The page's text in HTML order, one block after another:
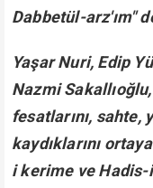
Dabbetül-arz'ım"
Yaşar Nuri, Edip
Nazmi
fesatlarını, sahte,
kaydıklarını
i kerime ve